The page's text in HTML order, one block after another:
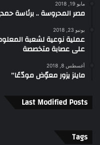
مايو 19, 2018
مصر المحروسة .. برئاسة
يونيو 23, 2018
عملية نوعية لشعبة
على عصابة متخصصة
أغسطس 8, 2018
مايلز يزور معوّض مودّعًا”
Last Modified Posts
Tags